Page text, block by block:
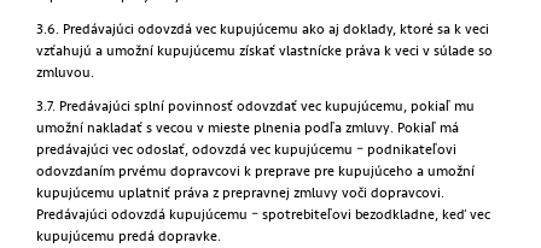
3.6. Predávajúci odovzdá vec kupujúcemu ako aj doklady, ktoré sa k veci
vzťahujú a umožní kupujúcemu získať vlastnícke práva k veci v súlade so
zmluvou.
3.7. Predávajúci splní povinnosť odovzdať vec kupujúcemu, pokiaľ mu
umožní nakladať s vecou v mieste plnenia podľa zmluvy. Pokiaľ má
predávajúci vec odoslať, odovzdá vec kupujúcemu – podnikateľovi
odovzdaním prvému dopravcovi k preprave pre kupujúceho a umožní
kupujúcemu uplatniť práva z prepravnej zmluvy voči dopravcovi.
Predávajúci odovzdá kupujúcemu – spotrebiteľovi bezodkladne, keď vec
kupujúcemu predá dopravke.